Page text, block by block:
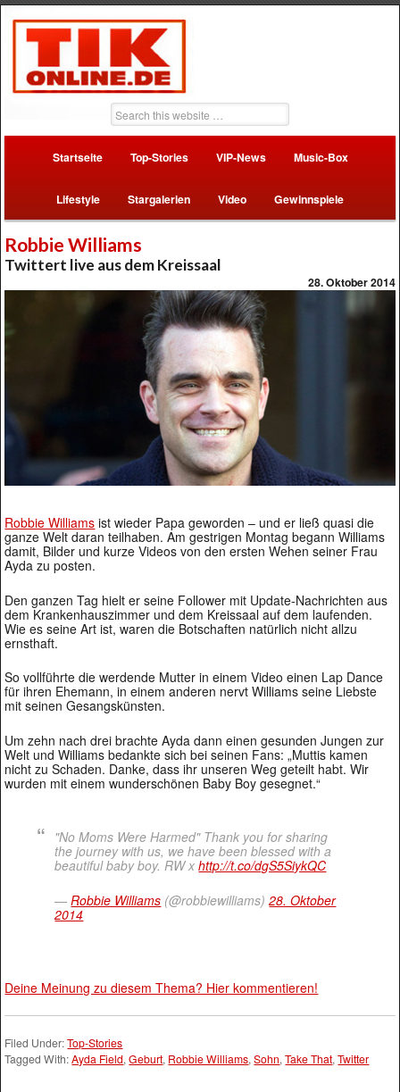
Startseite Top-Stories VIP-News Music-Box
Lifestyle Stargalerien Video Gewinnspiele
Robbie Williams
Twittert live aus dem Kreissaal
28. Oktober 2014
Robbie Williams ist wieder Papa geworden – und er ließ quasi die
ganze Welt daran teilhaben. Am gestrigen Montag begann Williams
damit, Bilder und kurze Videos von den ersten Wehen seiner Frau
Ayda zu posten.
Den ganzen Tag hielt er seine Follower mit Update-Nachrichten aus
dem Krankenhauszimmer und dem Kreissaal auf dem laufenden.
Wie es seine Art ist, waren die Botschaften natürlich nicht allzu
ernsthaft.
So vollführte die werdende Mutter in einem Video einen Lap Dance
für ihren Ehemann, in einem anderen nervt Williams seine Liebste
mit seinen Gesangskünsten.
Um zehn nach drei brachte Ayda dann einen gesunden Jungen zur
Welt und Williams bedankte sich bei seinen Fans: „Muttis kamen
nicht zu Schaden. Danke, dass ihr unseren Weg geteilt habt. Wir
wurden mit einem wunderschönen Baby Boy gesegnet.“
"No Moms Were Harmed" Thank you for sharing
the journey with us, we have been blessed with a
beautiful baby boy. RW xhttp://t.co/dgS5SiykQC
—Robbie Williams (@robbiewilliams)28. Oktober
2014
Deine Meinung zu diesem Thema? Hier kommentieren!
Filed Under:Top-Stories
Tagged With:Ayda Field,Geburt, Robbie Williams,Sohn,Take That,Twitter